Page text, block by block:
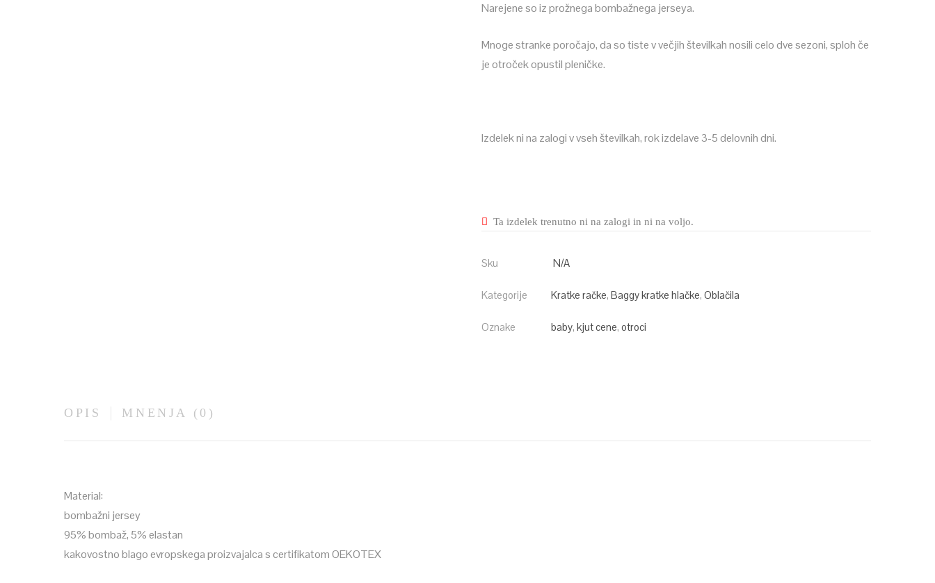
Narejene so iz prožnega bombažnega jerseya.
Mnoge stranke poročajo, da so tiste v večjih številkah nosili celo dve sezoni, sploh če
je otroček opustil pleničke.
Izdelek ni na zalogi v vseh številkah, rok izdelave 3-5 delovnih dni.
Ta izdelek trenutno ni na zalogi in ni na voljo.
Sku N/A
Kategorije Kratke račke, Baggy kratke hlačke, Oblačila
Oznake baby, kjut cene, otroci
OPIS MNENJA (0)
Material:
bombažni jersey
95% bombaž, 5% elastan
kakovostno blago evropskega proizvajalca s certifikatom OEKOTEX